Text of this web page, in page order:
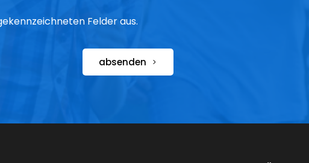
Felder aus.
absenden